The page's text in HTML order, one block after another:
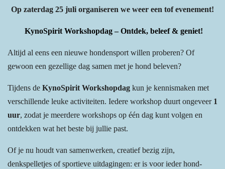
Op zaterdag 25 juli organiseren we weer een tof evenement!
KynoSpirit Workshopdag – Ontdek, beleef & geniet!
Altijd al eens een nieuwe hondensport willen proberen? Of
gewoon een gezellige dag samen met je hond beleven?
Tijdens de KynoSpirit Workshopdag kun je kennismaken met
verschillende leuke activiteiten. Iedere workshop duurt ongeveer 1
uur, zodat je meerdere workshops op één dag kunt volgen en
ontdekken wat het beste bij jullie past.
Of je nu houdt van samenwerken, creatief bezig zijn,
denkspelletjes of sportieve uitdagingen: er is voor ieder hond-